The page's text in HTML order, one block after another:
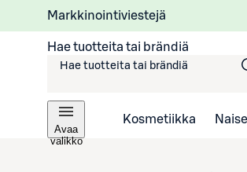
Markkinointiviestejä
Hae tuotteita tai brändiä
Avaa
valikko
Kosmetiikka